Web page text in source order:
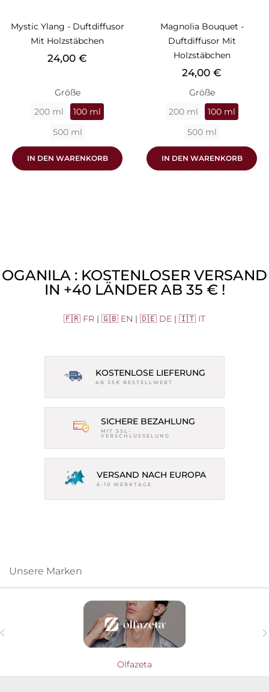
Mystic Ylang - Duftdiffusor
Mit Holzstäbchen
Preis
24,00 €
Größe
200 ml
100 ml
500 ml
IN DEN WARENKORB
Magnolia Bouquet -
Duftdiffusor Mit
Holzstäbchen
Preis
24,00 €
Größe
200 ml
100 ml
500 ml
IN DEN WARENKORB
OGANILA : KOSTENLOSER VERSAND
IN +40 LÄNDER AB 35 € !
🇫🇷 FR | 🇬🇧 EN | 🇩🇪 DE | 🇮🇹 IT
KOSTENLOSE LIEFERUNG
AB 35€ BESTELLWERT
SICHERE BEZAHLUNG
MIT SSL-
VERSCHLÜSSELUNG
VERSAND NACH EUROPA
6-10 WERKTAGE
Unsere Marken
Olfazeta